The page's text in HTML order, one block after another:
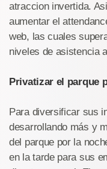
atraccion invertida.
aumentar el
web, las cuales
niveles de asistencia
Privatizar el parque
Para diversificar sus
desarrollando más y
del parque por la
en la tarde para sus